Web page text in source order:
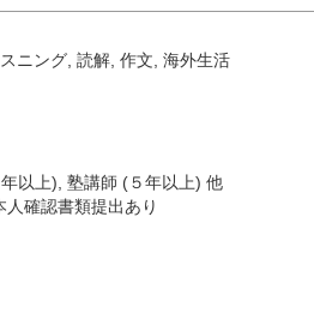
ニング, 読解, 作文 海外生活
以上), 塾講師 (５年以上) 他
確認書類提出あり